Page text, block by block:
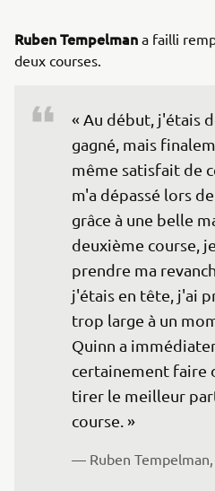
Ruben Tempelman a failli
deux courses.
« Au début, j'étais
gagné, mais
même satisfait de
m'a dépassé lors
grâce à une belle
deuxième course,
prendre ma
j'étais en tête, j'ai
trop large à un
Quinn a
certainement faire
tirer le meilleur
course. »
— Ruben